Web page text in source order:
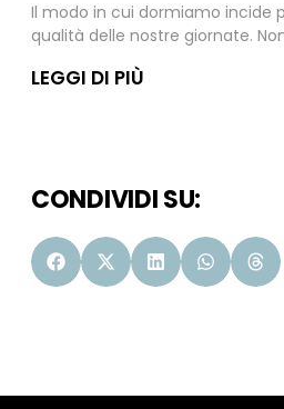
Il modo in cui dormiamo incide
qualità delle nostre giornate.
LEGGI DI PIÙ
CONDIVIDI SU: